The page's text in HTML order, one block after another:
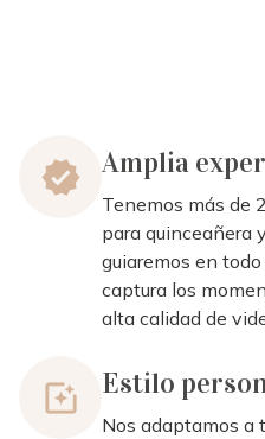
Amplia
Tenemos más de
para quinceañera
guiaremos en
captura los
alta calidad de
Estilo
Nos adaptamos a